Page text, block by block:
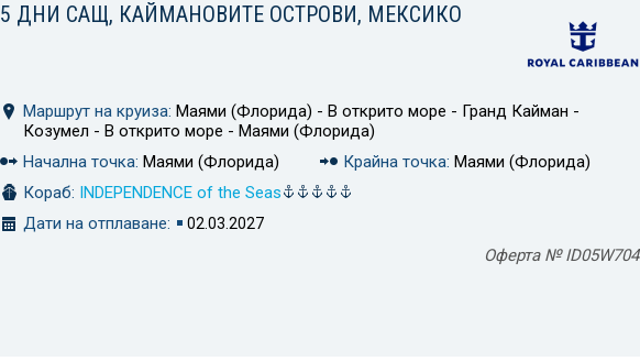
5 ДНИ САЩ, КАЙМАНОВИТЕ ОСТРОВИ, МЕКСИКО
Маршрут на круиза: Маями (Флорида) - В открито море - Гранд Кайман -
Козумел - В открито море - Маями (Флорида)
Начална точка: Маями (Флорида) Крайна точка: Маями (Флорида)
Кораб: INDEPENDENCE of the Seas
Дати на отплаване:
02.03.2027
Оферта № ID05W704